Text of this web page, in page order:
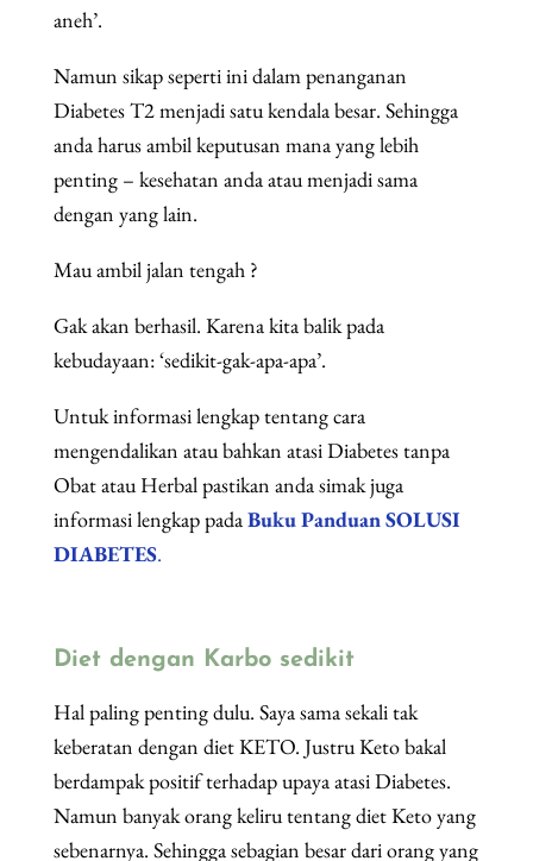
aneh’.
Namun sikap seperti ini dalam penanganan
Diabetes T2 menjadi satu kendala besar. Sehingga
anda harus ambil keputusan mana yang lebih
penting – kesehatan anda atau menjadi sama
dengan yang lain.
Mau ambil jalan tengah ?
Gak akan berhasil. Karena kita balik pada
kebudayaan: ‘sedikit-gak-apa-apa’.
Untuk informasi lengkap tentang cara
mengendalikan atau bahkan atasi Diabetes tanpa
Obat atau Herbal pastikan anda simak juga
informasi lengkap padaBuku Panduan SOLUSI
DIABETES.
Diet dengan Karbo sedikit
Hal paling penting dulu. Saya sama sekali tak
keberatan dengan diet KETO. Justru Keto bakal
berdampak positif terhadap upaya atasi Diabetes.
Namun banyak orang keliru tentang diet Keto yang
sebenarnya. Sehingga sebagian besar dari orang yang